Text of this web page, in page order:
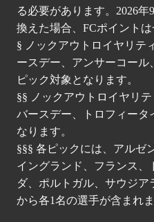
る必要があります。2026
換えた場合、FCポイントは
§ ノックアウトロイヤリテ
ースデー、アンサーコー
ピック対象となります。
§§ ノックアウトロイヤリ
バースデー、トロフィータ
なります。
§§§ 各ピックには、アルゼ
イングランド、フランス
ダ、ポルトガル、サウジ
から各1名の選手が含まれま